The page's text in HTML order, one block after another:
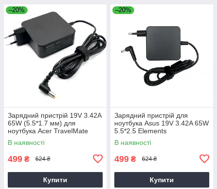
–20%
Зарядний пристрій 19V 3.42A
65W (5.5*1.7 мм) для
ноутбука Acer TravelMate
P2510-G2-M
В наявності
499 ₴ 624 ₴
Купити
–20%
Зарядний пристрій для
ноутбука Asus 19V 3.42A 65W
5.5*2.5 Elements
В наявності
499 ₴ 624 ₴
Купити